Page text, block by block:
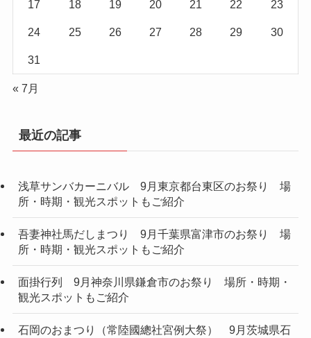
17 18 19 20 21 22 23
24 25 26 27 28 29 30
31
« 7月
最近の記事
浅草サンバカーニバル 9月東京都台東区のお祭り 場
所・時期・観光スポットもご紹介
吾妻神社馬だしまつり 9月千葉県富津市のお祭り 場
所・時期・観光スポットもご紹介
面掛行列 9月神奈川県鎌倉市のお祭り 場所・時期・
観光スポットもご紹介
石岡のおまつり（常陸國總社宮例大祭） 9月茨城県石